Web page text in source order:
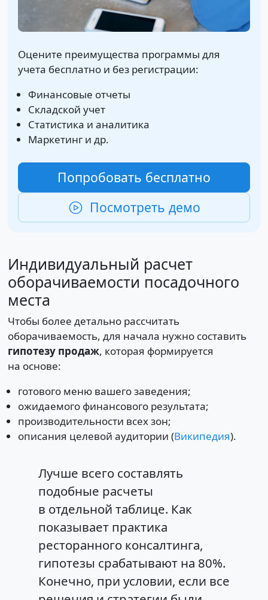
Оцените преимущества программы для
учета бесплатно и без регистрации:
Финансовые отчеты
Складской учет
Статистика и аналитика
Маркетинг и др.
Попробовать бесплатно
Посмотреть демо
Индивидуальный расчет
оборачиваемости посадочного
места
Чтобы более детально рассчитать
оборачиваемость, для начала нужно составить
гипотезу продаж, которая формируется
на основе:
готового меню вашего заведения;
ожидаемого финансового результата;
производительности всех зон;
описания целевой аудитории (Википедия).
Лучше всего составлять
подобные расчеты
в отдельной таблице. Как
показывает практика
ресторанного консалтинга,
гипотезы срабатывают на 80%.
Конечно, при условии, если все